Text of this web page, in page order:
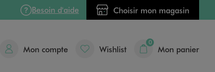
Besoin d'aide Choisir mon magasin
Mon compte Wishlist
0
Mon panier